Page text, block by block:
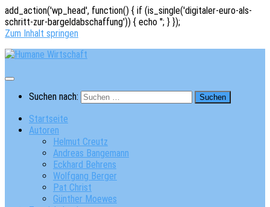
add_action('wp_head', function() { if (is_single('digitaler-euro-als-
schritt-zur-bargeldabschaffung')) { echo ''; } });
Zum Inhalt springen
Suchen nach:
Startseite
Autoren
Helmut Creutz
Andreas Bangemann
Eckhard Behrens
Wolfgang Berger
Pat Christ
Günther Moewes